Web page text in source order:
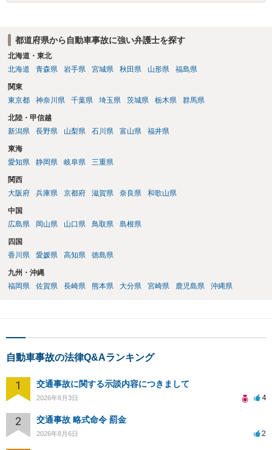
都道府県から自動車事故に強い弁護士を探す
北海道・東北
北海道
青森県 岩手県 宮城県 秋田県 山形県 福島県
関東
東京都
神奈川県 千葉県 埼玉県 茨城県 栃木県 群馬県
北陸・甲信越
新潟県
長野県 山梨県 石川県 富山県 福井県
東海
愛知県
静岡県 岐阜県 三重県
関西
大阪府
兵庫県 京都府 滋賀県 奈良県 和歌山県
中国
広島県
岡山県 山口県 鳥取県 島根県
四国
香川県
愛媛県 高知県 徳島県
九州・沖縄
福岡県
佐賀県 長崎県 熊本県 大分県 宮崎県 鹿児島県 沖縄県
自動車事故の法律Q&Aランキング
1 交通事故に関する示談内容につきまして
2026年8月3日 4
2 交通事故 略式命令 罰金
2026年8月6日 2